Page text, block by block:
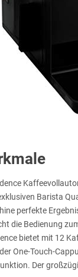
Barista
perfekte
die Bedienung
bietet mit 12
One-Touch-
Der